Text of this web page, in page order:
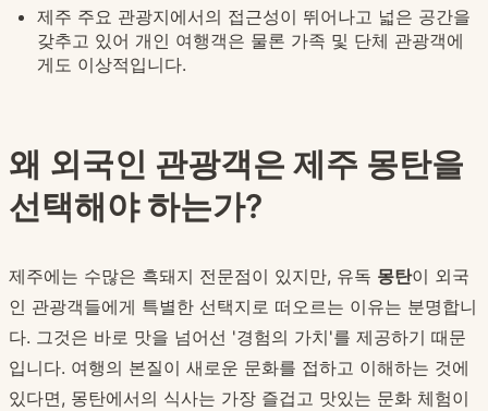
제주 주요 관광지에서의 접근성이 뛰어나고 넓은 공간을
갖추고 있어 개인 여행객은 물론 가족 및 단체 관광객에
게도 이상적입니다.
왜 외국인 관광객은 제주 몽탄을
선택해야 하는가?
제주에는 수많은 흑돼지 전문점이 있지만, 유독 몽탄이 외국
인 관광객들에게 특별한 선택지로 떠오르는 이유는 분명합니
다. 그것은 바로 맛을 넘어선 '경험의 가치'를 제공하기 때문
입니다. 여행의 본질이 새로운 문화를 접하고 이해하는 것에
있다면, 몽탄에서의 식사는 가장 즐겁고 맛있는 문화 체험이